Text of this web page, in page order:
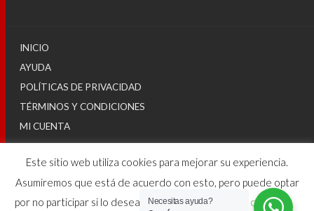
INICIO
AYUDA
POLÍTICAS DE PRIVACIDAD
TÉRMINOS Y CONDICIONES
MI CUENTA
© 2025
Este sitio web utiliza cookies para mejorar su experiencia.
Asumiremos que está de acuerdo con esto, pero puede optar
por no participar si lo desea.
Configuraciones de cookies
Necesitas ayuda?